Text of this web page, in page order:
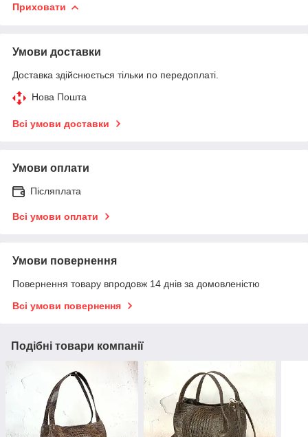
Приховати
Умови доставки
Доставка здійснюється тільки по передоплаті.
Нова Пошта
Всі умови доставки
Умови оплати
Післяплата
Всі умови оплати
Умови повернення
Повернення товару впродовж 14 днів за домовленістю
Всі умови повернення
Подібні товари компанії